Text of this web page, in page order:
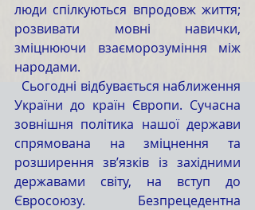
люди спілкуються впродовж життя;
розвивати мовні навички,
зміцнюючи взаєморозуміння між
народами.
України до країн Європи. Сучасна
зовнішня політика нашої держави
спрямована на зміцнення та
розширення зв’язків із західними
державами світу, на вступ до
Євросоюзу. Безпрецедентна